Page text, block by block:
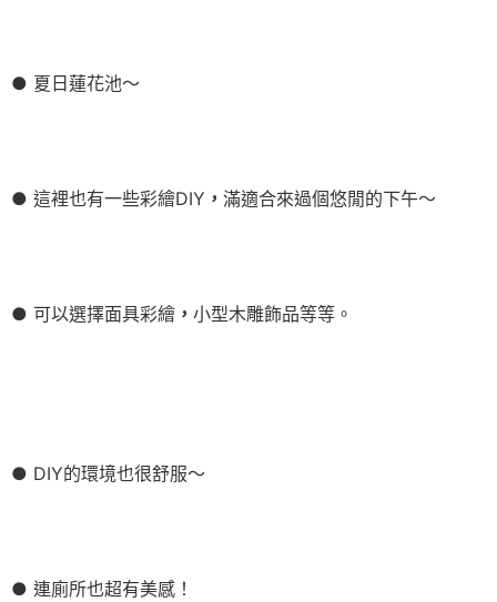
● 夏日蓮花池～
● 這裡也有一些彩繪DIY ， 滿適合來過個悠閒的下午～
● 可以選擇面具彩繪 ， 小型木雕飾品等等。
● DIY的環境也很舒服～
● 連廁所也超有美感！